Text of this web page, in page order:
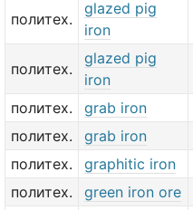
политех.
glazed pig
iron
политех.
glazed pig
iron
политех.
grab iron
политех.
grab iron
политех.
graphitic iron
политех.
green iron ore